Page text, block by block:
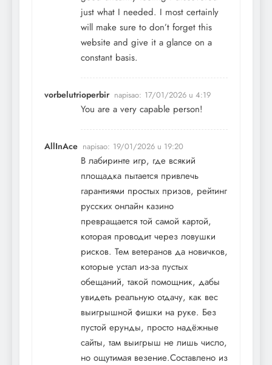
just what I needed. I most certainly
will make sure to don’t forget this
website and give it a glance on a
constant basis.
vorbelutrioperbir napisao: 17/01/2026 u 4:19
You are a very capable person!
AllInAce napisao: 19/01/2026 u 19:20
В лабиринте игр, где всякий
площадка пытается привлечь
гарантиями простых призов, рейтинг
русских онлайн казино
превращается той самой картой,
которая проводит через ловушки
рисков. Тем ветеранов да новичков,
которые устал из-за пустых
обещаний, такой помощник, дабы
увидеть реальную отдачу, как вес
выигрышной фишки на руке. Без
пустой ерунды, просто надёжные
сайты, там выигрыш не лишь число,
но ощутимая везение.Составлено из